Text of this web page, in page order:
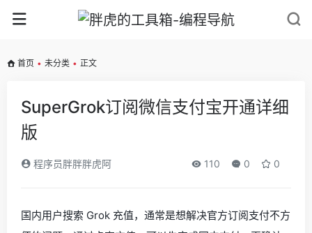
首页 • 未分类 • 正文
SuperGrok订阅微信支付宝开通详细
版
程序员胖胖胖虎阿 110 0 0
国内用户搜索 Grok 充值，通常是想解决官方订阅支付不方